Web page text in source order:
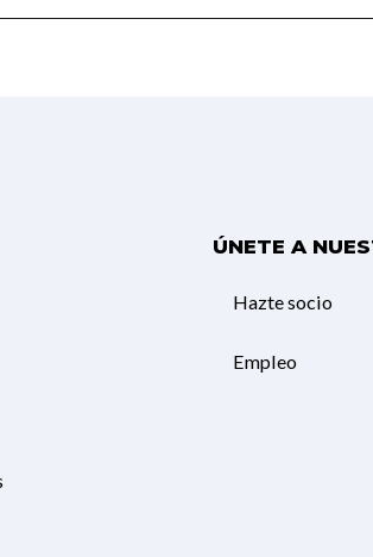
ÚNETE A
Hazte socio
Empleo